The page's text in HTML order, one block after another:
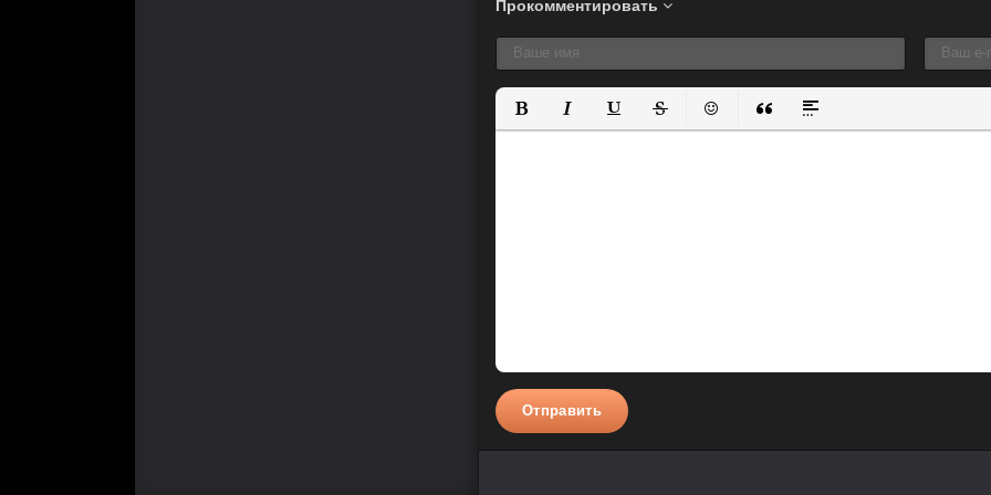
Прокомментировать
Полужирный
КурсивПодчеркнутый
ЗачеркнутыйВставить смайлик
Вставка цитаты
Вставка спойлера
Отправить